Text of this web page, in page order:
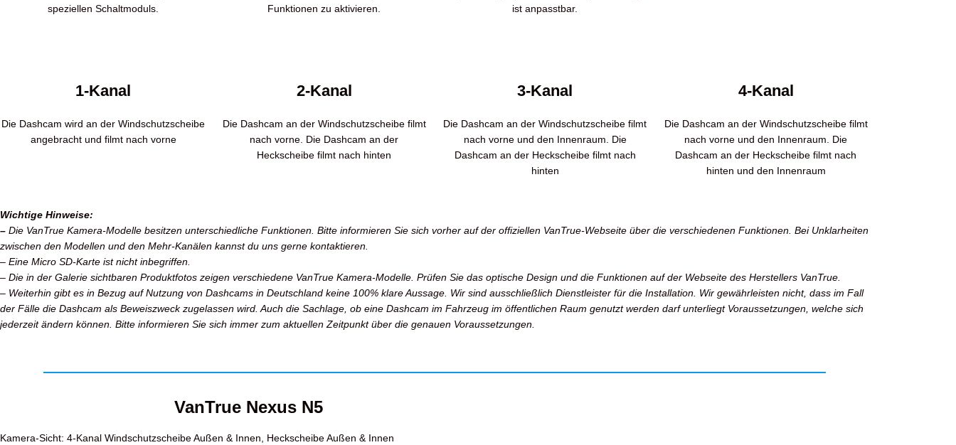
speziellen Schaltmoduls.
Funktionen zu aktivieren.
ist anpasstbar.
1-Kanal
Die Dashcam wird an der Windschutzscheibe
angebracht und filmt nach vorne
2-Kanal
Die Dashcam an der Windschutzscheibe filmt
nach vorne. Die Dashcam an der
Heckscheibe filmt nach hinten
3-Kanal
Die Dashcam an der Windschutzscheibe filmt
nach vorne und den Innenraum. Die
Dashcam an der Heckscheibe filmt nach
hinten
4-Kanal
Die Dashcam an der Windschutzscheibe filmt
nach vorne und den Innenraum. Die
Dashcam an der Heckscheibe filmt nach
hinten und den Innenraum
Wichtige Hinweise:
– Die VanTrue Kamera-Modelle besitzen unterschiedliche Funktionen. Bitte informieren Sie sich vorher auf der offiziellen VanTrue-Webseite über die verschiedenen Funktionen. Bei Unklarheiten
zwischen den Modellen und den Mehr-Kanälen kannst du uns gerne kontaktieren.
– Eine Micro SD-Karte ist nicht inbegriffen.
– Die in der Galerie sichtbaren Produktfotos zeigen verschiedene VanTrue Kamera-Modelle. Prüfen Sie das optische Design und die Funktionen auf der Webseite des Herstellers VanTrue.
– Weiterhin gibt es in Bezug auf Nutzung von Dashcams in Deutschland keine 100% klare Aussage. Wir sind ausschließlich Dienstleister für die Installation. Wir gewährleisten nicht, dass im Fall
der Fälle die Dashcam als Beweiszweck zugelassen wird. Auch die Sachlage, ob eine Dashcam im Fahrzeug im öffentlichen Raum genutzt werden darf unterliegt Voraussetzungen, welche sich
jederzeit ändern können. Bitte informieren Sie sich immer zum aktuellen Zeitpunkt über die genauen Voraussetzungen.
VanTrue Nexus N5
Kamera-Sicht: 4-Kanal Windschutzscheibe Außen & Innen, Heckscheibe Außen & Innen